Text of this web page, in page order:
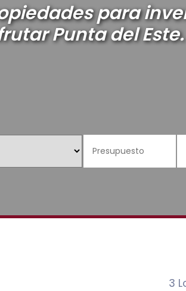
para
Punta del Este.
3